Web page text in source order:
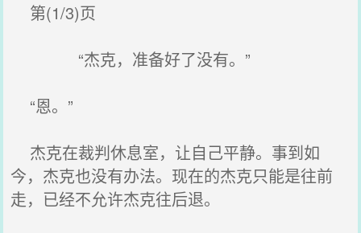
第(1/3)页
“杰克，准备好了没有。”
“恩。”
杰克在裁判休息室，让自己平静。事到如
今，杰克也没有办法。现在的杰克只能是往前
走，已经不允许杰克往后退。